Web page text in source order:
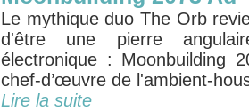
Le mythique duo The Orb
d'être une pierre
électronique : Moonbuilding
chef-d’œuvre de l'ambient-
Lire la suite